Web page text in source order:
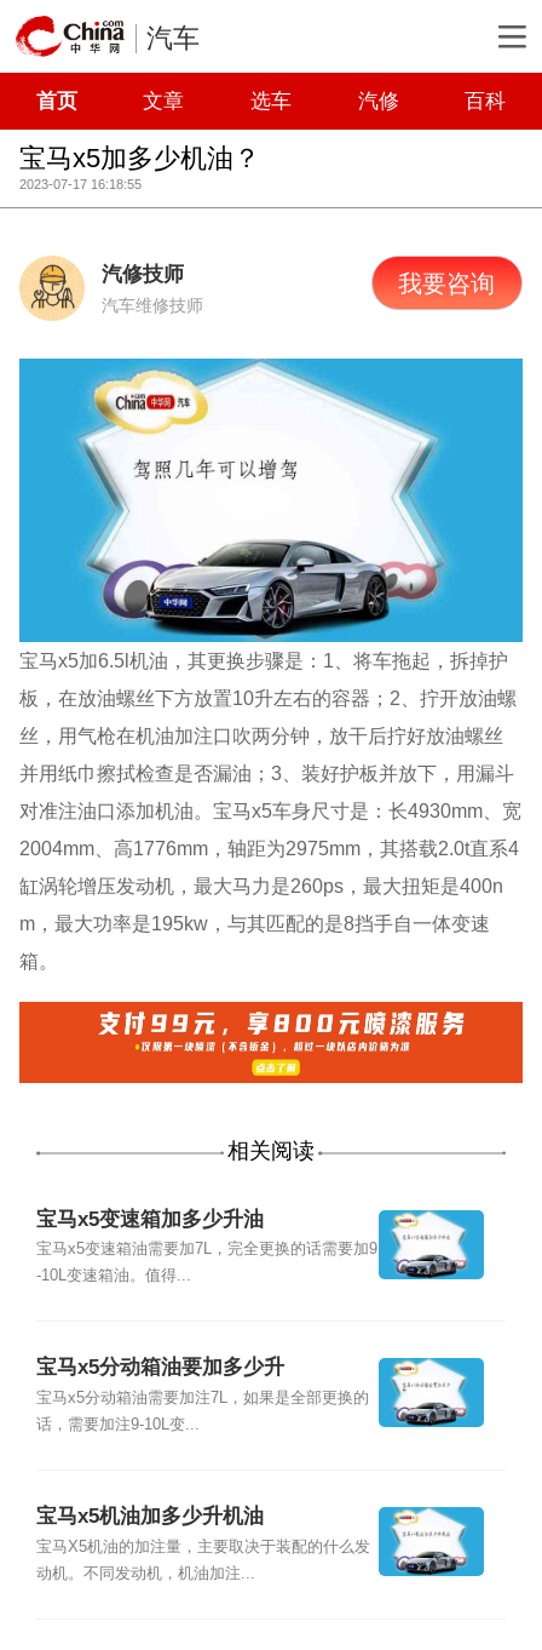
汽车
首页 文章 选车 汽修 百科
宝马x5加多少机油？
2023-07-17 16:18:55
汽修技师
汽车维修技师
我要咨询
宝马x5加6.5l机油，其更换步骤是：1、将车拖起，拆掉护
板，在放油螺丝下方放置10升左右的容器；2、拧开放油螺
丝，用气枪在机油加注口吹两分钟，放干后拧好放油螺丝
并用纸巾擦拭检查是否漏油；3、装好护板并放下，用漏斗
对准注油口添加机油。宝马x5车身尺寸是：长4930mm、宽
2004mm、高1776mm，轴距为2975mm，其搭载2.0t直系4
缸涡轮增压发动机，最大马力是260ps，最大扭矩是400n
m，最大功率是195kw，与其匹配的是8挡手自一体变速
箱。
相关阅读
宝马x5变速箱加多少升油
宝马x5变速箱油需要加7L，完全更换的话需要加9
-10L变速箱油。值得...
宝马x5分动箱油要加多少升
宝马x5分动箱油需要加注7L，如果是全部更换的
话，需要加注9-10L变...
宝马x5机油加多少升机油
宝马X5机油的加注量，主要取决于装配的什么发
动机。不同发动机，机油加注...